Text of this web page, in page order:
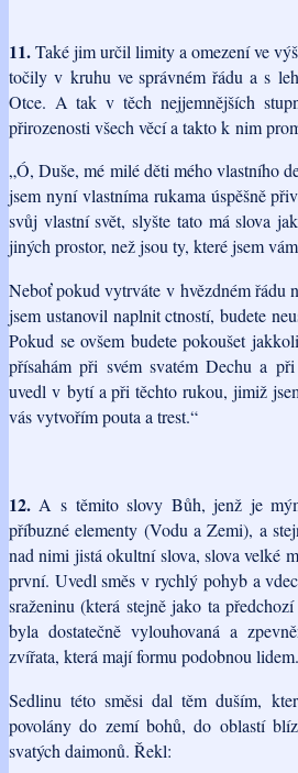
11.Také jim určil limity a omezení ve
točily v kruhu ve správném řádu a s
Otce. A tak v těch nejjemnějších
přirozenosti všech věcí a takto k nim
„Ó, Duše, mé milé děti mého vlastního
jsem nyní vlastníma rukama úspěšně
svůj vlastní svět, slyšte tato má slova
jiných prostor, než jsou ty, které jsem
Neboť pokud vytrváte v hvězdném řádu
jsem ustanovil naplnit ctností, budete
Pokud se ovšem budete pokoušet
přísahám při svém svatém Dechu a
uvedl v bytí a při těchto rukou, jimiž
vás vytvořím pouta a trest.“
12. A s těmito slovy Bůh, jenž je
příbuzné elementy (Vodu a Zemi), a
nad nimi jistá okultní slova, slova velké
první. Uvedl směs v rychlý pohyb a
sraženinu (která stejně jako ta
byla dostatečně vylouhovaná a
zvířata, která mají formu podobnou lidem.
Sedlinu této směsi dal těm duším,
povolány do zemí bohů, do oblastí
svatých daimonů. Řekl: